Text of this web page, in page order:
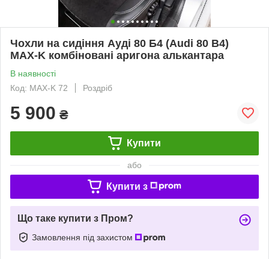
Чохли на сидіння Ауді 80 Б4 (Audi 80 B4)
MAX-K комбіновані аригона алькантара
В наявності
Код: MAX-K 72
Роздріб
5 900 ₴
Купити
або
Купити з
Що таке купити з Пром?
Замовлення під захистом